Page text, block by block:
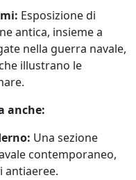
Esposizione di
antica, insieme a
nella guerra navale,
illustrano le
anche:
Una sezione
contemporaneo,
antiaeree.